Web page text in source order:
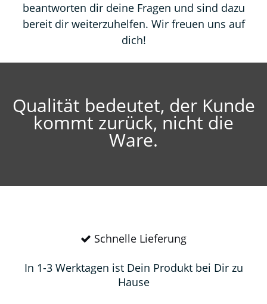
beantworten dir deine Fragen und sind dazu
bereit dir weiterzuhelfen. Wir freuen uns auf
dich!
Qualität bedeutet, der Kunde
kommt zurück, nicht die
Ware.
Schnelle Lieferung
In 1-3 Werktagen ist Dein Produkt bei Dir zu
Hause